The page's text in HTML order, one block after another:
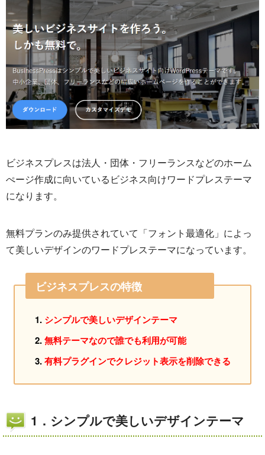
ビジネスプレスは法人・団体・フリーランスなどのホーム
ぺージ作成に向いているビジネス向けワードプレステーマ
になります。
無料プランのみ提供されていて「フォント最適化」によっ
て美しいデザインのワードプレステーマになっています。
ビジネスプレスの特徴
シンプルで美しいデザインテーマ
無料テーマなので誰でも利用が可能
有料プラグインでクレジット表示を削除できる
1．シンプルで美しいデザインテーマ